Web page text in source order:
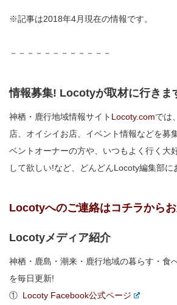
※記事は2018年4月現在の情報です。
－－－－－－－－－－－－
情報募集! Locotyが取材に行きま
神栖・鹿行地域情報サイト Locoty.comでは
店、オイシイお店、イベント情報などを募
ベントオーナーの方や、いつもよく行く大
して欲しい!など、どんどんLocoty編集部に
Locotyへのご連絡はコチラからお
Locotyメディア紹介
神栖・鹿島・潮来・鹿行地域の暮らす・食
を毎日更新!
① Locoty Facebook公式ページ